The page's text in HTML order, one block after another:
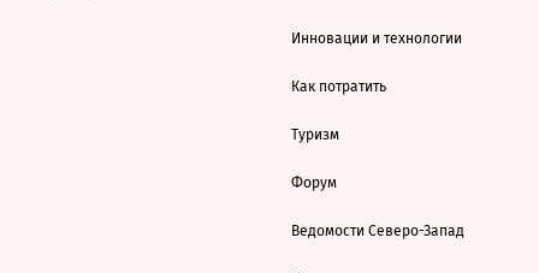
Инновации и технологии
Как потратить
Туризм
Форум
Ведомости Северо-Запад